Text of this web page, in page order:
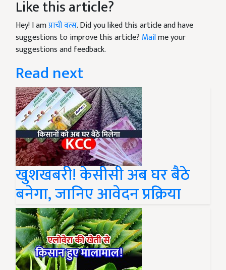
Like this article?
Hey! I amप्राची वत्स. Did you liked this article and have
suggestions to improve this article? Mailme your
suggestions and feedback.
Read next
खुशखबरी! केसीसी अब घर बैठे
बनेगा, जानिए आवेदन प्रक्रिया